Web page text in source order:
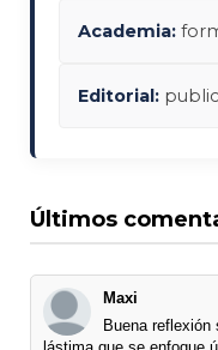
Academia:
Editorial:
Últimos
Maxi
Buena reflexión